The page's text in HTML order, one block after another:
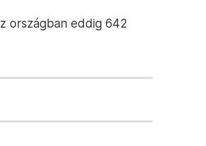
országban eddig 642